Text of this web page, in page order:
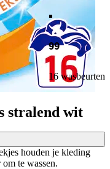
.
99
16 wasbeurten
stralend wit
houden je kleding
te wassen.